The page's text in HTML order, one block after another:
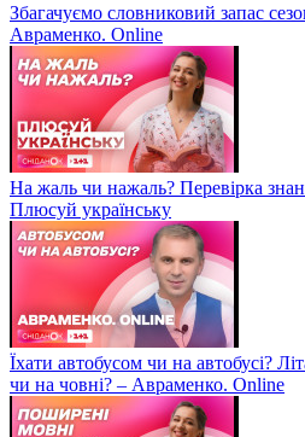
Збагачуємо словниковий запас
Авраменко. Online
На жаль чи нажаль? Перевірка
Плюсуй українську
Їхати автобусом чи на автобусі?
чи на човні? – Авраменко. Online